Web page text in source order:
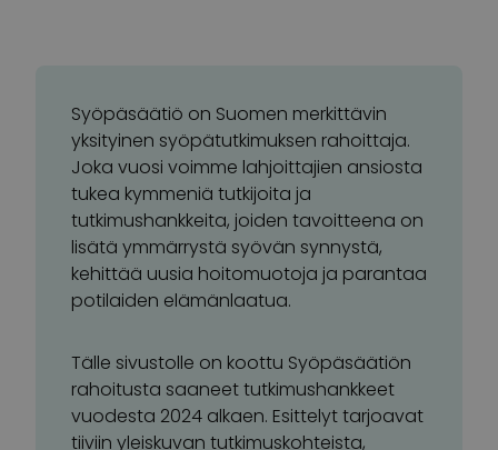
Syöpäsäätiö on Suomen merkittävin
yksityinen syöpätutkimuksen rahoittaja.
Joka vuosi voimme lahjoittajien ansiosta
tukea kymmeniä tutkijoita ja
tutkimushankkeita, joiden tavoitteena on
lisätä ymmärrystä syövän synnystä,
kehittää uusia hoitomuotoja ja parantaa
potilaiden elämänlaatua.
Tälle sivustolle on koottu Syöpäsäätiön
rahoitusta saaneet tutkimushankkeet
vuodesta 2024 alkaen. Esittelyt tarjoavat
tiiviin yleiskuvan tutkimuskohteista,